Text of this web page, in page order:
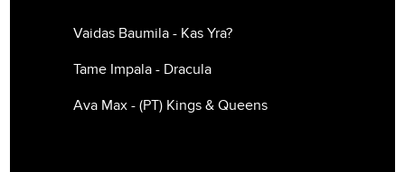
Vaidas Baumila - Kas Yra?
Tame Impala - Dracula
Ava Max - (РТ) Kings & Queens